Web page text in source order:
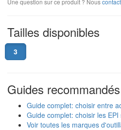
Une question sur ce produit ? Nous
Tailles disponibles
3
Guides recommandés
Guide complet: choisir entre
Guide complet: choisir les
Voir toutes les marques